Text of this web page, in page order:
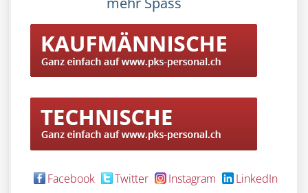
(Bildquelle: www.freepik.com)
Ein Einzelhandelsunternehmen beschloss, in
seinen Filialen auf günstigeres Personal zu setzen,
um die Betriebskosten zu senken. Die
Entscheidung führte jedoch zu einer höheren
unterbezahlt fühlten und nach besseren
Facebook Twitter Instagram LinkedIn